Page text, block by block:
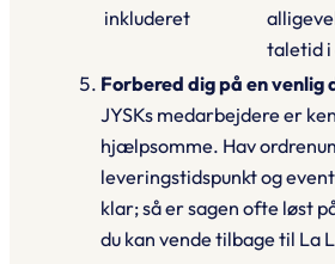
inkluderet
taletid i
Forbered dig på en venlig
JYSKs medarbejdere er
hjælpsomme. Hav
leveringstidspunkt og
klar; så er sagen ofte løst
du kan vende tilbage til La